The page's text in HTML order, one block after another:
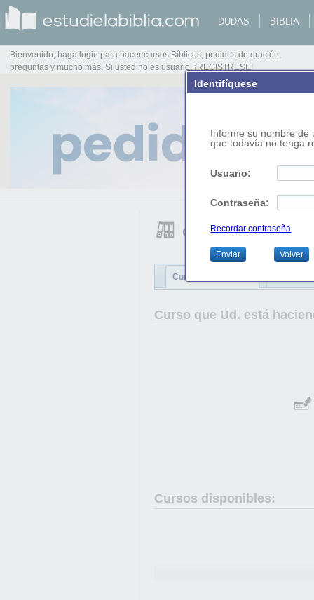
DUDAS BIBLIA
Bienvenido, haga login para hacer cursos Bíblicos, pedidos de oración,
preguntas y mucho más. Si usted no es usuario, ¡REGISTRESE!
Cursos bíblicos
Cursos disponibles:
Curso que Ud. está
Cursos disponibles:
Identifíquese
Informe su nombre de
que todavía no tenga
Usuario:
Contraseña:
Recordar contraseña
Enviar Volver